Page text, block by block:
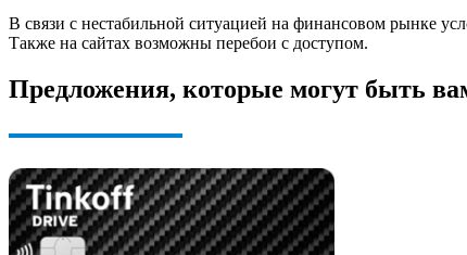
В связи с нестабильной ситуацией на финансовом рынке
Также на сайтах возможны перебои с доступом.
Предложения, которые могут быть